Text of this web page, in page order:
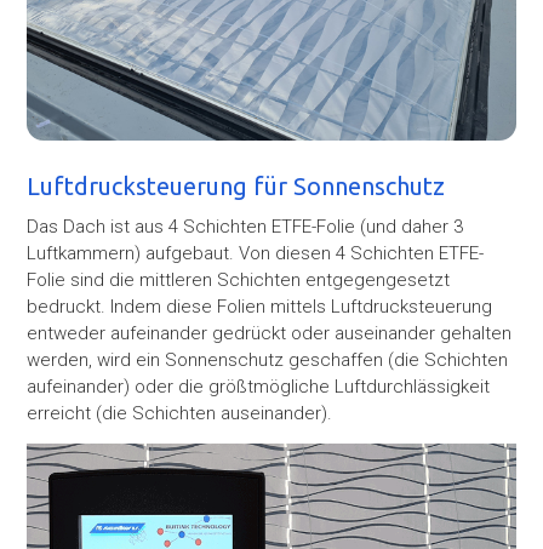
Luftdrucksteuerung für Sonnenschutz
Das Dach ist aus 4 Schichten ETFE-Folie (und daher 3
Luftkammern) aufgebaut. Von diesen 4 Schichten ETFE-
Folie sind die mittleren Schichten entgegengesetzt
bedruckt. Indem diese Folien mittels Luftdrucksteuerung
entweder aufeinander gedrückt oder auseinander gehalten
werden, wird ein Sonnenschutz geschaffen (die Schichten
aufeinander) oder die größtmögliche Luftdurchlässigkeit
erreicht (die Schichten auseinander).